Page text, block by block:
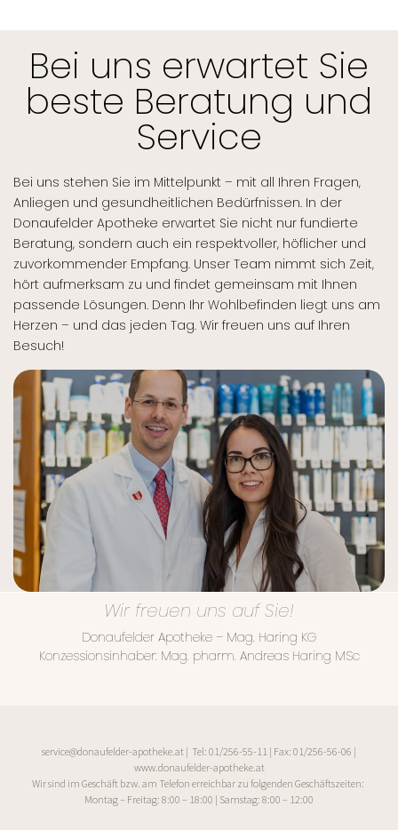
Bei uns erwartet Sie
beste Beratung und
Service
Bei uns stehen Sie im Mittelpunkt – mit all Ihren Fragen,
Anliegen und gesundheitlichen Bedürfnissen. In der
Donaufelder Apotheke erwartet Sie nicht nur fundierte
Beratung, sondern auch ein respektvoller, höflicher und
zuvorkommender Empfang. Unser Team nimmt sich Zeit,
hört aufmerksam zu und findet gemeinsam mit Ihnen
passende Lösungen. Denn Ihr Wohlbefinden liegt uns am
Herzen – und das jeden Tag. Wir freuen uns auf Ihren
Besuch!
Wir freuen uns auf Sie!
Donaufelder Apotheke – Mag. Haring KG
Konzessionsinhaber: Mag. pharm. Andreas Haring MSc
service@donaufelder-apotheke.at | Tel: 01/256-55-11 | Fax: 01/256-56-06 |
www.donaufelder-apotheke.at
Wir sind im Geschäft bzw. am Telefon erreichbar zu folgenden Geschäftszeiten:
Montag – Freitag: 8:00 – 18:00 | Samstag: 8:00 – 12:00